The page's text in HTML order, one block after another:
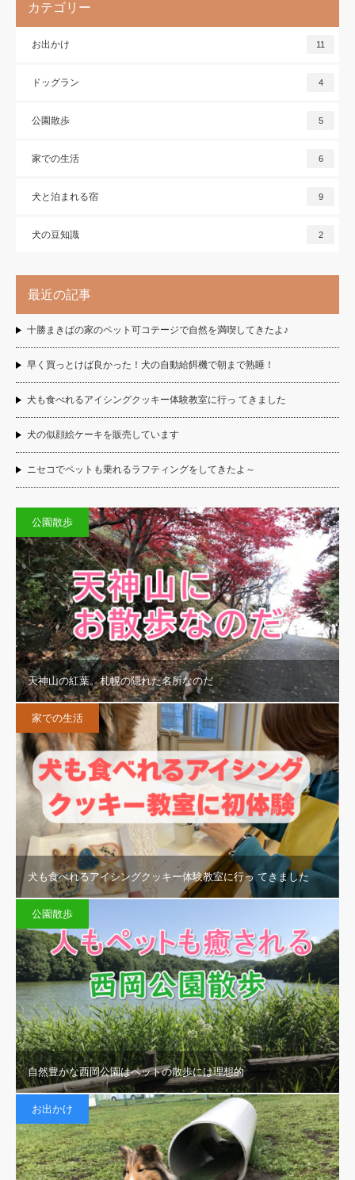
カテゴリー
お出かけ 11
ドッグラン 4
公園散歩 5
家での生活 6
犬と泊まれる宿 9
犬の豆知識 2
最近の記事
十勝まきばの家のペット可コテージで自然を満喫してきたよ♪
早く買っとけば良かった！犬の自動給餌機で朝まで熟睡！
犬も食べれるアイシングクッキー体験教室に行っ てきました
犬の似顔絵ケーキを販売しています
ニセコでペットも乗れるラフティングをしてきたよ～
公園散歩
天神山の紅葉。札幌の隠れた名所なのだ
家での生活
犬も食べれるアイシングクッキー体験教室に行っ てきました
公園散歩
自然豊かな西岡公園はペットの散歩には理想的
お出かけ